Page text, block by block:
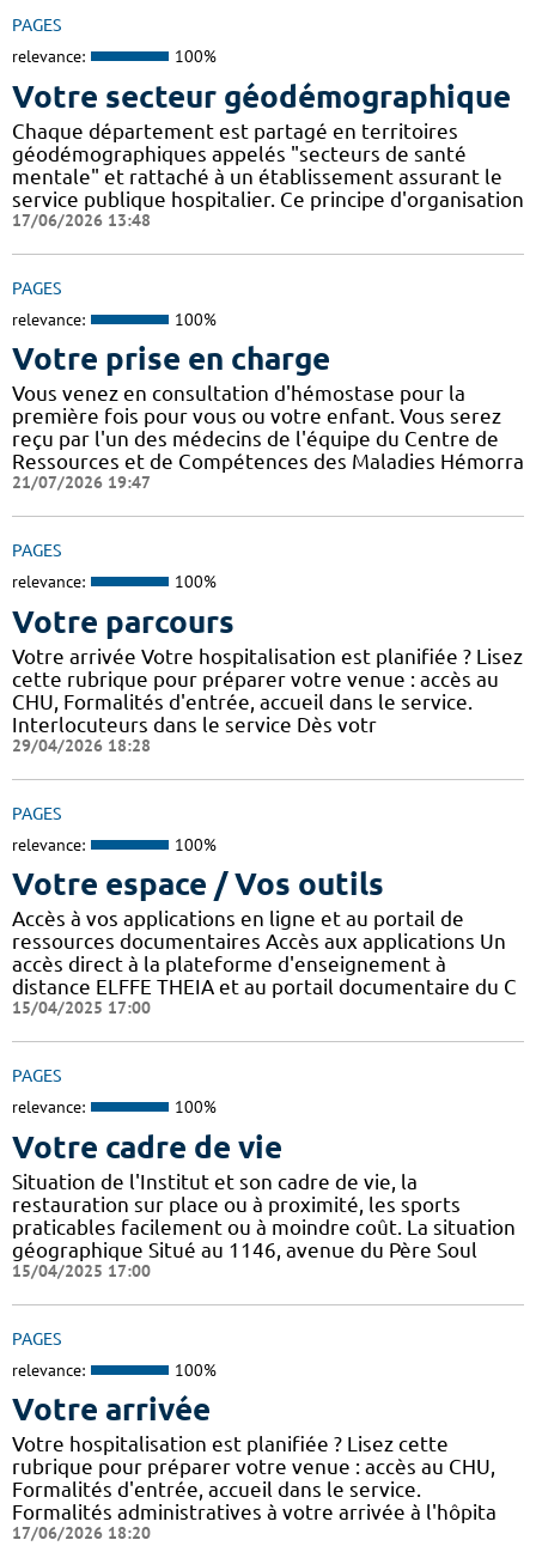
PAGES
relevance: 100%
Votre secteur géodémographique
Chaque département est partagé en territoires
géodémographiques appelés "secteurs de santé
mentale" et rattaché à un établissement assurant le
service publique hospitalier. Ce principe d'organisation
17/06/2026 13:48
PAGES
relevance: 100%
Votre prise en charge
Vous venez en consultation d'hémostase pour la
première fois pour vous ou votre enfant. Vous serez
reçu par l'un des médecins de l'équipe du Centre de
Ressources et de Compétences des Maladies Hémorra
21/07/2026 19:47
PAGES
relevance: 100%
Votre parcours
Votre arrivée Votre hospitalisation est planifiée ? Lisez
cette rubrique pour préparer votre venue : accès au
CHU, Formalités d'entrée, accueil dans le service.
Interlocuteurs dans le service Dès votr
29/04/2026 18:28
PAGES
relevance: 100%
Votre espace / Vos outils
Accès à vos applications en ligne et au portail de
ressources documentaires Accès aux applications Un
accès direct à la plateforme d'enseignement à
distance ELFFE THEIA et au portail documentaire du C
15/04/2025 17:00
PAGES
relevance: 100%
Votre cadre de vie
Situation de l'Institut et son cadre de vie, la
restauration sur place ou à proximité, les sports
praticables facilement ou à moindre coût. La situation
géographique Situé au 1146, avenue du Père Soul
15/04/2025 17:00
PAGES
relevance: 100%
Votre arrivée
Votre hospitalisation est planifiée ? Lisez cette
rubrique pour préparer votre venue : accès au CHU,
Formalités d'entrée, accueil dans le service.
Formalités administratives à votre arrivée à l'hôpita
17/06/2026 18:20